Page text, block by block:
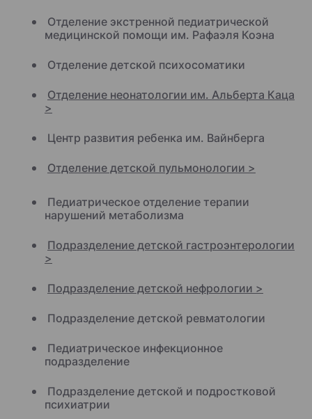
Отделение экстренной педиатрической
медицинской помощи им. Рафаэля Коэна
Отделение детской психосоматики
Отделение неонатологии им. Альберта Каца
>
Центр развития ребенка им. Вайнберга
Отделение детской пульмонологии >
Педиатрическое отделение терапии
нарушений метаболизма
Подразделение детской гастроэнтерологии
>
Подразделение детской нефрологии >
Подразделение детской ревматологии
Педиатрическое инфекционное
подразделение
Подразделение детской и подростковой
психиатрии